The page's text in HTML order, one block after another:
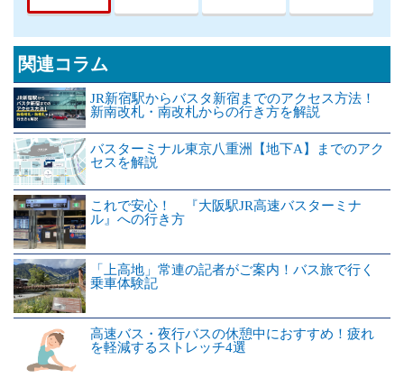
関連コラム
JR新宿駅からバスタ新宿までのアクセス方法！
新南改札・南改札からの行き方を解説
バスターミナル東京八重洲【地下A】までのアク
セスを解説
これで安心！ 『大阪駅JR高速バスターミナ
ル』への行き方
「上高地」常連の記者がご案内！バス旅で行く
乗車体験記
高速バス・夜行バスの休憩中におすすめ！疲れ
を軽減するストレッチ4選